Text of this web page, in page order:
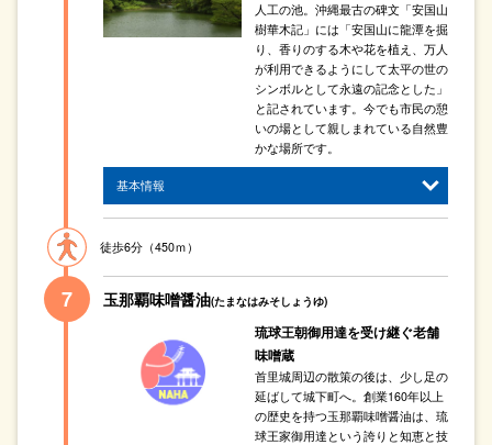
人工の池。沖縄最古の碑文「安国山
樹華木記」には「安国山に龍潭を掘
り、香りのする木や花を植え、万人
が利用できるようにして太平の世の
シンボルとして永遠の記念とした」
と記されています。今でも市民の憩
いの場として親しまれている自然豊
かな場所です。
基本情報
徒歩6分（450ｍ）
玉那覇味噌醤油(たまなはみそしょうゆ)
琉球王朝御用達を受け継ぐ老舗
味噌蔵
首里城周辺の散策の後は、少し足の
延ばして城下町へ。創業160年以上
の歴史を持つ玉那覇味噌醤油は、琉
球王家御用達という誇りと知恵と技